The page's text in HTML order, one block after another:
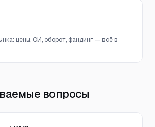
цены, ОИ, оборот, фандинг — всё в
вопросы